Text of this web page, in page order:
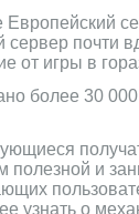
Европейский
почти
от игры в
более 30 000
полезной и
узнать о